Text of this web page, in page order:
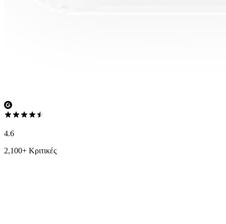
4.6
2,100+ Κριτικές